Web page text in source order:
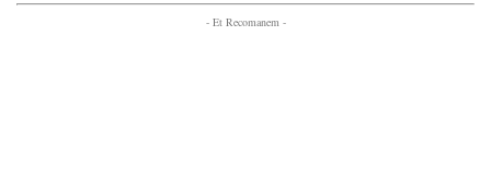
- Et Recomanem -